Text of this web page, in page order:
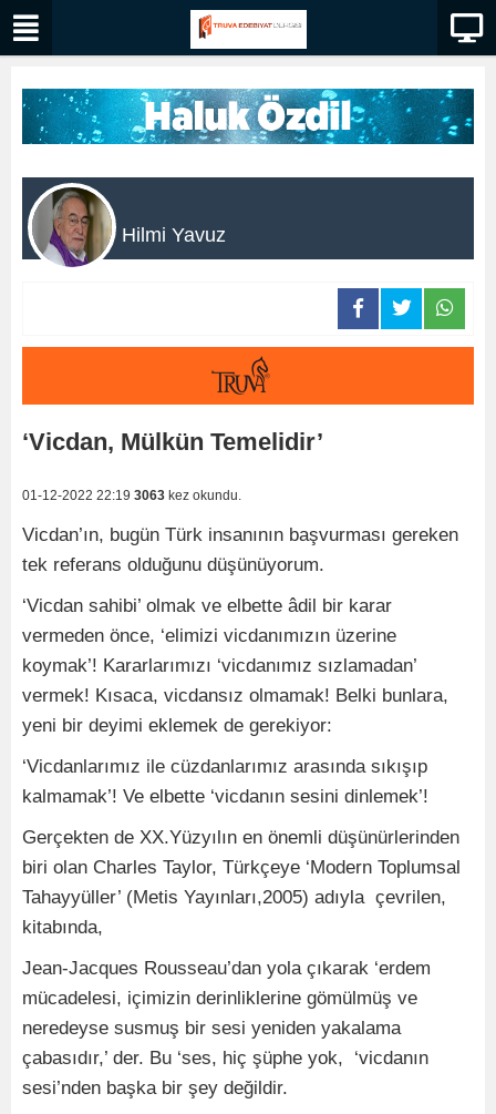
Hilmi Yavuz
‘Vicdan, Mülkün Temelidir’
01-12-2022 22:19 3063 kez okundu.
Vicdan’ın, bugün Türk insanının başvurması gereken
tek referans olduğunu düşünüyorum.
‘Vicdan sahibi’ olmak ve elbette âdil bir karar
vermeden önce, ‘elimizi vicdanımızın üzerine
koymak’! Kararlarımızı ‘vicdanımız sızlamadan’
vermek! Kısaca, vicdansız olmamak! Belki bunlara,
yeni bir deyimi eklemek de gerekiyor:
‘Vicdanlarımız ile cüzdanlarımız arasında sıkışıp
kalmamak’! Ve elbette ‘vicdanın sesini dinlemek’!
Gerçekten de XX.Yüzyılın en önemli düşünürlerinden
biri olan Charles Taylor, Türkçeye ‘Modern Toplumsal
Tahayyüller’ (Metis Yayınları,2005) adıyla çevrilen,
kitabında,
Jean-Jacques Rousseau’dan yola çıkarak ‘erdem
mücadelesi, içimizin derinliklerine gömülmüş ve
neredeyse susmuş bir sesi yeniden yakalama
çabasıdır,’ der. Bu ‘ses, hiç şüphe yok, ‘vicdanın
sesi’nden başka bir şey değildir.